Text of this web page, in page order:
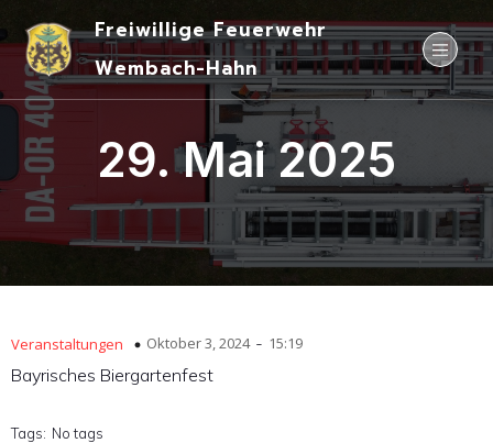
Freiwillige Feuerwehr
Wembach-Hahn
29. Mai 2025
Veranstaltungen Oktober 3, 2024 - 15:19
Bayrisches Biergartenfest
Tags: No tags